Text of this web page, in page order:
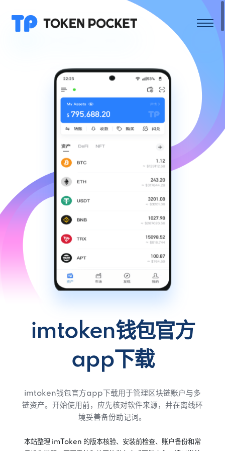
imtoken钱包官方
app下载
imtoken钱包官方app下载用于管理区块链账户与多
链资产。开始使用前，应先核对软件来源，并在离线环
境妥善备份助记词。
本站整理 imToken 的版本核验、安装前检查、账户备份和常